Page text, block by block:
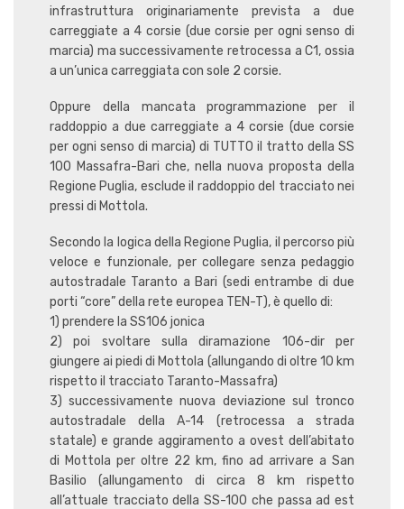
infrastruttura originariamente prevista a due
carreggiate a 4 corsie (due corsie per ogni senso di
marcia) ma successivamente retrocessa a C1, ossia
a un’unica carreggiata con sole 2 corsie.
Oppure della mancata programmazione per il
raddoppio a due carreggiate a 4 corsie (due corsie
per ogni senso di marcia) di TUTTO il tratto della SS
100 Massafra-Bari che, nella nuova proposta della
Regione Puglia, esclude il raddoppio del tracciato nei
pressi di Mottola.
Secondo la logica della Regione Puglia, il percorso più
veloce e funzionale, per collegare senza pedaggio
autostradale Taranto a Bari (sedi entrambe di due
porti “core” della rete europea TEN-T), è quello di:
1) prendere la SS106 jonica
2) poi svoltare sulla diramazione 106-dir per
giungere ai piedi di Mottola (allungando di oltre 10 km
rispetto il tracciato Taranto-Massafra)
3) successivamente nuova deviazione sul tronco
autostradale della A-14 (retrocessa a strada
statale) e grande aggiramento a ovest dell’abitato
di Mottola per oltre 22 km, fino ad arrivare a San
Basilio (allungamento di circa 8 km rispetto
all’attuale tracciato della SS-100 che passa ad est